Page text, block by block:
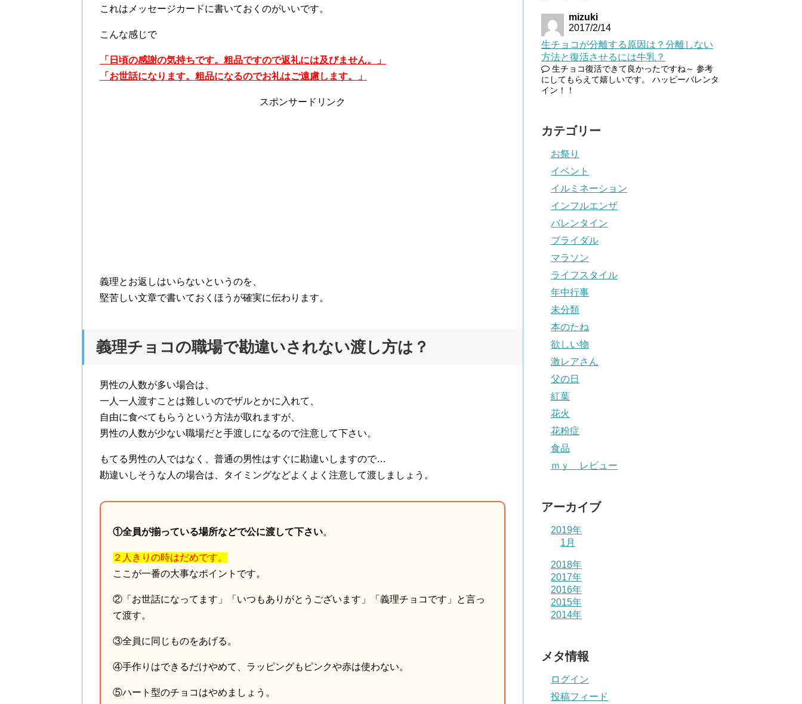
これはメッセージカードに書いておくのがいいです。
こんな感じで
「日頃の感謝の気持ちです。粗品ですので返礼には及びません。」
「お世話になります。粗品になるのでお礼はご遠慮します。」
スポンサードリンク
義理とお返しはいらないというのを、
堅苦しい文章で書いておくほうが確実に伝わります。
義理チョコの職場で勘違いされない渡し方は？
男性の人数が多い場合は、
一人一人渡すことは難しいのでザルとかに入れて、
自由に食べてもらうという方法が取れますが、
男性の人数が少ない職場だと手渡しになるので注意して下さい。
もてる男性の人ではなく、普通の男性はすぐに勘違いしますので…
勘違いしそうな人の場合は、タイミングなどよくよく注意して渡しましょう。
①全員が揃っている場所などで公に渡して下さい。
２人きりの時はだめです。
ここが一番の大事なポイントです。
②「お世話になってます」「いつもありがとうございます」「義理チョコです」と言っ
て渡す。
③全員に同じものをあげる。
④手作りはできるだけやめて、ラッピングもピンクや赤は使わない。
⑤ハート型のチョコはやめましょう。
mizuki
2017/2/14
生チョコが分離する原因は？分離しない
方法と復活させるには牛乳？
生チョコ復活できて良かったですね～ 参考
にしてもらえて嬉しいです。 ハッピーバレンタ
イン！！
カテゴリー
お祭り
イベント
イルミネーション
インフルエンザ
バレンタイン
ブライダル
マラソン
ライフスタイル
年中行事
未分類
本のたね
欲しい物
激レアさん
父の日
紅葉
花火
花粉症
食品
ｍｙ レビュー
アーカイブ
2019年
1月
2018年
2017年
2016年
2015年
2014年
メタ情報
ログイン
投稿フィード